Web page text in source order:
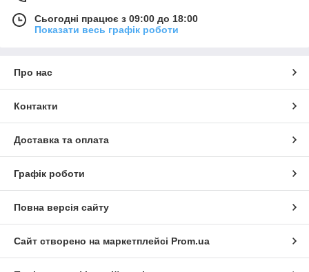
Сьогодні працює з 09:00 до 18:00
Показати весь графік роботи
Про нас
Контакти
Доставка та оплата
Графік роботи
Повна версія сайту
Сайт створено на маркетплейсі Prom.ua